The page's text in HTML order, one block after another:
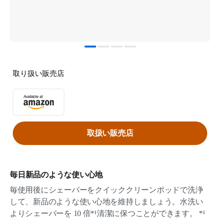
毎日新品のような使い心地
毎使用後にシェーバーをクイッククリーンポッドで洗浄
して、新品のような使い心地を維持しましょう。水洗い
よりシェーバーを 10 倍*¹清潔に保つことができます。 *¹
取り扱い販売店
取扱い販売店